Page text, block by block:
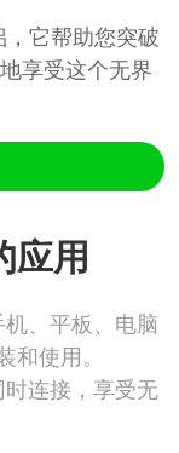
它帮助您突破
享受这个无界
应用
、平板、电脑
使用。
连接，享受无